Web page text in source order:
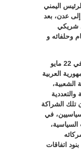
اليمني
عدن، بعد
شريكي
وحلفائه و
وكانت الوحدة اليمنية، التي أُعلنت في 22 مايو
العربية
الشعبية،
تلك الشراكة
في
السياسية،
اتفاقات